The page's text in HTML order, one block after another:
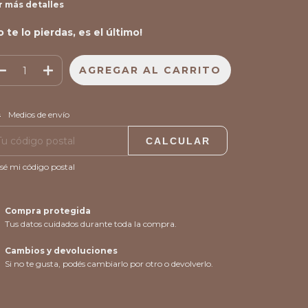
más detalles
te lo pierdas, es el último!
para el CP:
Medios de envío
CALCULAR
mi código postal
Compra protegida
Tus datos cuidados durante toda la compra.
Cambios y devoluciones
Si no te gusta, podés cambiarlo por otro o devolverlo.